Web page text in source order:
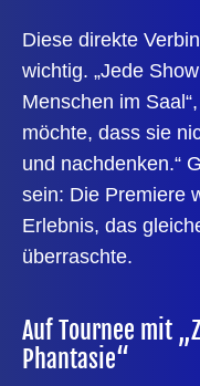
Diese direkte
wichtig. „Jede
Menschen im
möchte, dass sie
und nachdenken.“
sein: Die Premiere
Erlebnis, das
überraschte.
Auf Tournee mit
Phantasie“